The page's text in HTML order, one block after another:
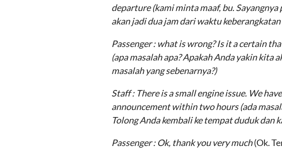
departure (kami minta maaf, bu.
akan jadi dua jam dari waktu
Passenger : what is wrong? Is it a certain
(apa masalah apa? Apakah Anda yakin
masalah yang sebenarnya?)
Staff : There is a small engine issue. We
announcement within two hours(ada
Tolong Anda kembali ke tempat duduk
Passenger : Ok, thank you very much(Ok.